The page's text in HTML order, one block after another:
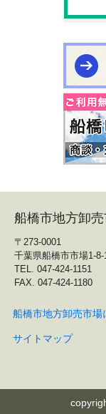
船橋市地方卸
〒273-0001
千葉県船橋市市場1-8-1
TEL. 047-424-1151
FAX. 047-424-1180
船橋市地方卸売市場
サイトマップ